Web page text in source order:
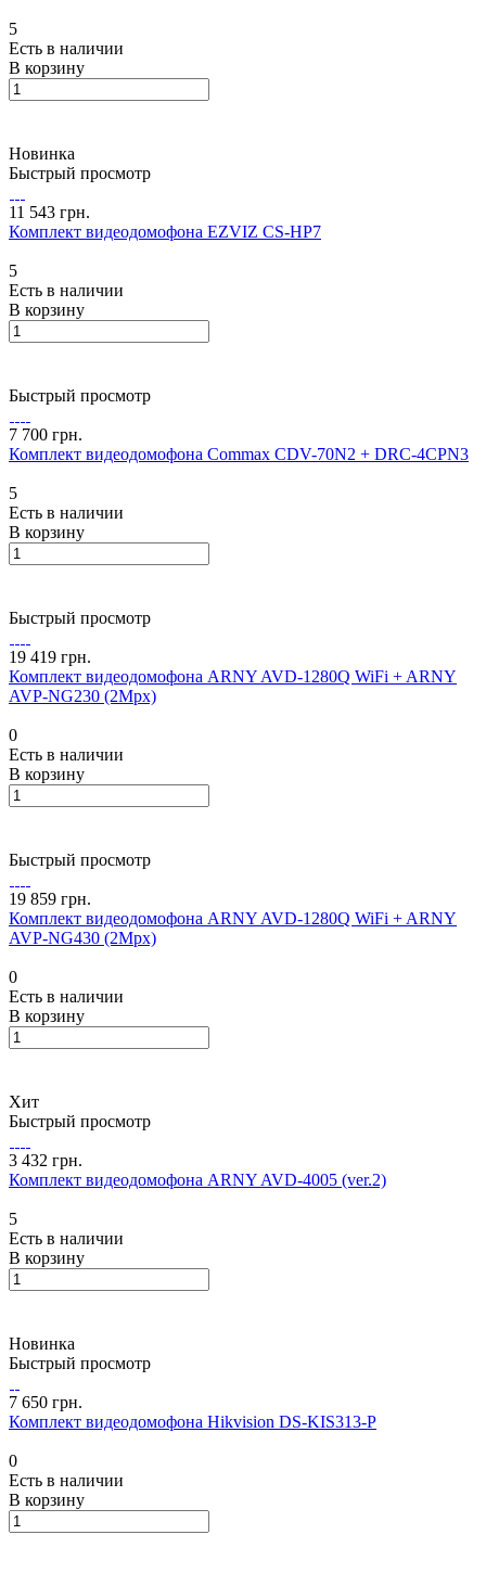
5
Есть в наличии
В корзину
Новинка
Быстрый просмотр
11 543 грн.
Комплект видеодомофона EZVIZ CS-HP7
5
Есть в наличии
В корзину
Быстрый просмотр
7 700 грн.
Комплект видеодомофона Commax CDV-70N2 + DRC-4CPN3
5
Есть в наличии
В корзину
Быстрый просмотр
19 419 грн.
Комплект видеодомофона ARNY AVD-1280Q WiFi + ARNY
AVP-NG230 (2Mpx)
0
Есть в наличии
В корзину
Быстрый просмотр
19 859 грн.
Комплект видеодомофона ARNY AVD-1280Q WiFi + ARNY
AVP-NG430 (2Mpx)
0
Есть в наличии
В корзину
Хит
Быстрый просмотр
3 432 грн.
Комплект видеодомофона ARNY AVD-4005 (ver.2)
5
Есть в наличии
В корзину
Новинка
Быстрый просмотр
7 650 грн.
Комплект видеодомофона Hikvision DS-KIS313-P
0
Есть в наличии
В корзину